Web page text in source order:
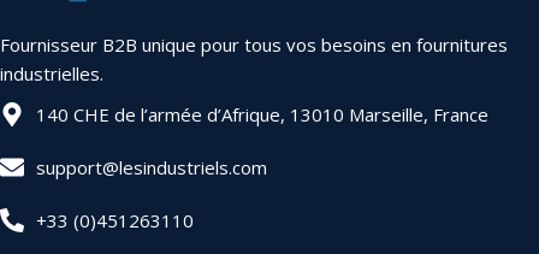
Fournisseur B2B unique pour tous vos besoins en fournitures
industrielles.
140 CHE de l’armée d’Afrique, 13010 Marseille, France
support@lesindustriels.com
+33 (0)451263110